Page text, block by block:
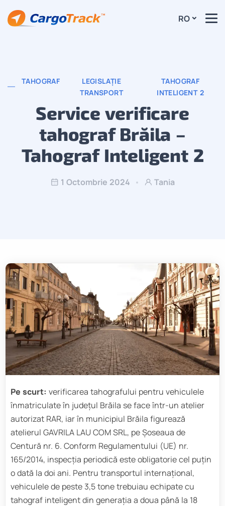
RO
TAHOGRAF
LEGISLAȚIE
TRANSPORT
TAHOGRAF
INTELIGENT 2
Service verificare
tahograf Brăila –
Tahograf Inteligent 2
1 Octombrie 2024 Tania
Pe scurt: verificarea tahografului pentru vehiculele
înmatriculate în județul Brăila se face într-un atelier
autorizat RAR, iar în municipiul Brăila figurează
atelierul GAVRILA LAU COM SRL, pe Șoseaua de
Centură nr. 6. Conform Regulamentului (UE) nr.
165/2014, inspecția periodică este obligatorie cel puțin
o dată la doi ani. Pentru transportul internațional,
vehiculele de peste 3,5 tone trebuiau echipate cu
tahograf inteligent din generația a doua până la 18